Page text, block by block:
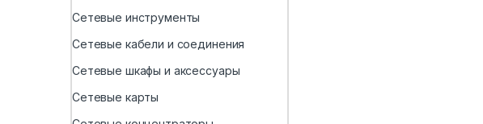
Сетевые инструменты
Сетевые кабели и соединения
Сетевые шкафы и аксессуары
Сетевые карты